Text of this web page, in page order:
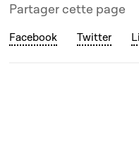
Partager cette page
Facebook Twitter